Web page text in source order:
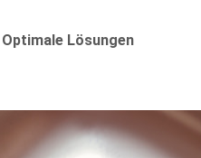
Lösungen